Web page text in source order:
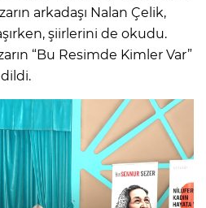
arkadaşı Nalan Çelik,
şiirlerini de okudu.
“Bu Resimde Kimler Var”